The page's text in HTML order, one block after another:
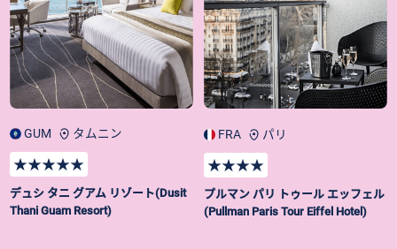
GUM タムニン
★★★★★
デュシ タニ グアム リゾート(Dusit
Thani Guam Resort)
FRA パリ
★★★★
プルマン パリ トゥール エッフェル
(Pullman Paris Tour Eiffel Hotel)